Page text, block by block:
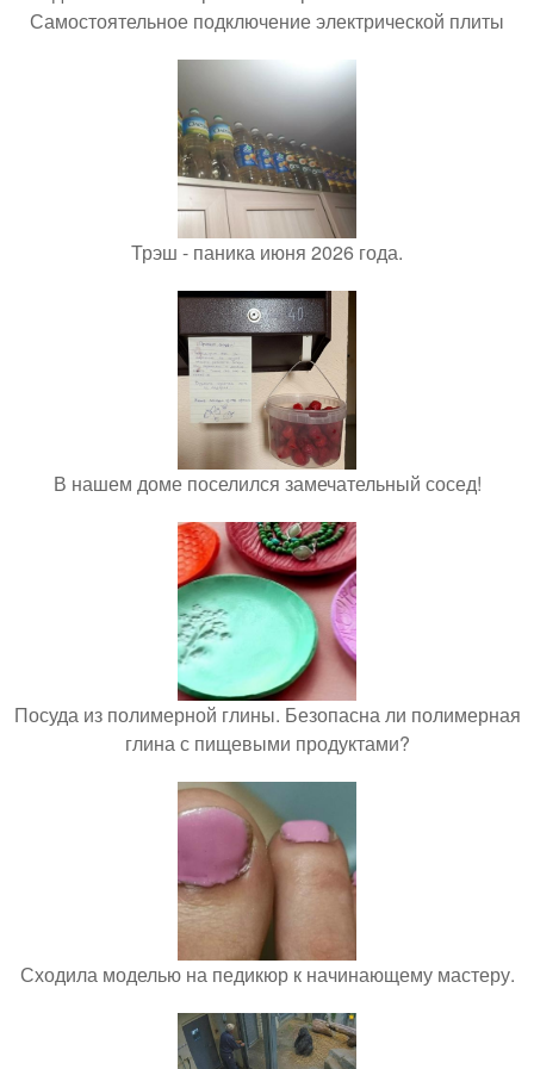
Самостоятельное подключение электрической плиты
Трэш - паника июня 2026 года.
В нашем доме поселился замечательный сосед!
Посуда из полимерной глины. Безопасна ли полимерная
глина с пищевыми продуктами?
Сходила моделью на педикюр к начинающему мастеру.